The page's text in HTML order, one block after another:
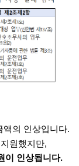
액의 인상입니다.
원했지만,
이 인상됩니다.